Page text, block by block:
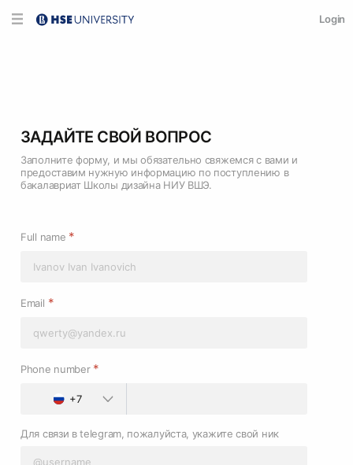
Login
ЗАДАЙТЕ СВОЙ ВОПРОС
Заполните форму, и мы обязательно свяжемся с вами и
предоставим нужную информацию по поступлению в
бакалавриат Школы дизайна НИУ ВШЭ.
Full name *
Email *
Phone number *
+7
Для связи в telegram, пожалуйста, укажите свой ник